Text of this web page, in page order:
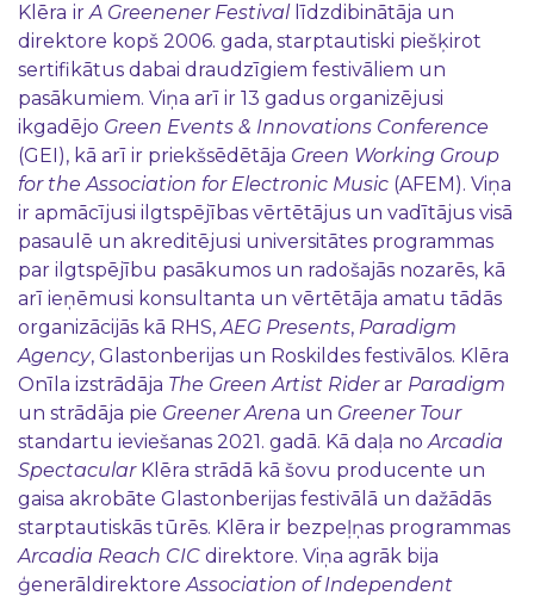
Klēra irA Greenener Festivallīdzdibinātāja un
direktore kopš 2006. gada, starptautiski piešķirot
sertifikātus dabai draudzīgiem festivāliem un
pasākumiem. Viņa arī ir 13 gadus organizējusi
ikgadējo Green Events & Innovations Conference
(GEI), kā arī ir priekšsēdētāja Green Working Group
for the Association for Electronic Music (AFEM). Viņa
ir apmācījusi ilgtspējības vērtētājus un vadītājus visā
pasaulē un akreditējusi universitātes programmas
par ilgtspējību pasākumos un radošajās nozarēs, kā
arī ieņēmusi konsultanta un vērtētāja amatu tādās
organizācijās kā RHS,AEG Presents, Paradigm
Agency, Glastonberijas un Roskildes festivālos. Klēra
Onīla izstrādāja The Green Artist Riderar Paradigm
un strādāja pie Greener Arena un Greener Tour
standartu ieviešanas 2021. gadā. Kā daļa noArcadia
SpectacularKlēra strādā kā šovu producente un
gaisa akrobāte Glastonberijas festivālā un dažādās
starptautiskās tūrēs. Klēra ir bezpeļņas programmas
Arcadia Reach CIC direktore. Viņa agrāk bija
ģenerāldirektoreAssociation of Independent